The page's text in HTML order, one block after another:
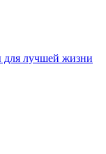
лучшей жизни